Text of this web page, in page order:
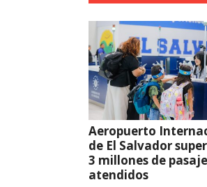
Aeropuerto
de El Salvador
3 millones de
atendidos